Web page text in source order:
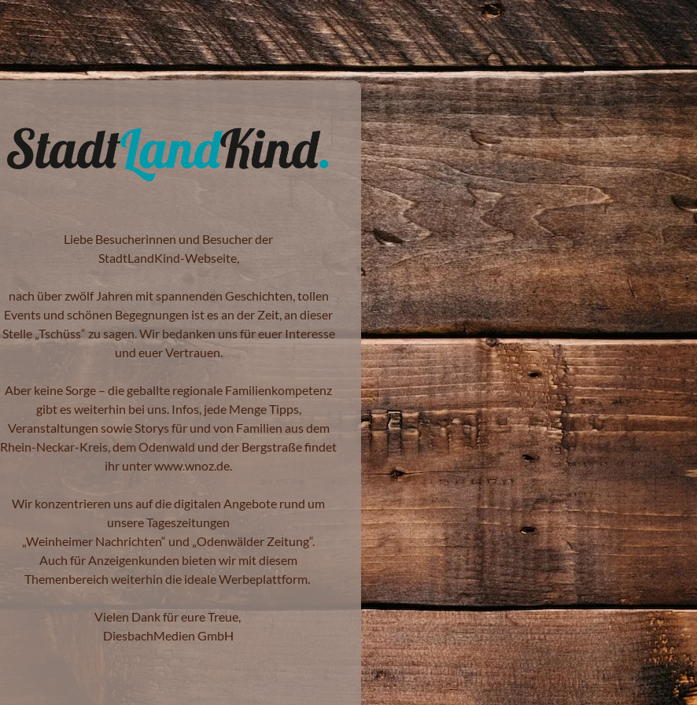
Liebe Besucherinnen und Besucher der
StadtLandKind-Webseite,
nach über zwölf Jahren mit spannenden Geschichten, tollen
Events und schönen Begegnungen ist es an der Zeit, an dieser
Stelle „Tschüss“ zu sagen. Wir bedanken uns für euer Interesse
und euer Vertrauen.
Aber keine Sorge – die geballte regionale Familienkompetenz
gibt es weiterhin bei uns. Infos, jede Menge Tipps,
Veranstaltungen sowie Storys für und von Familien aus dem
Rhein-Neckar-Kreis, dem Odenwald und der Bergstraße findet
ihr unterwww.wnoz.de
Wir konzentrieren uns auf die digitalen Angebote rund um
unsere Tageszeitungen
Weinheimer Nachrichten“ und „Odenwälder Zeitung“.
Auch für Anzeigenkunden bieten wir mit diesem
Themenbereich weiterhin die ideale Werbeplattform.
Vielen Dank für eure Treue,
DiesbachMedien GmbH